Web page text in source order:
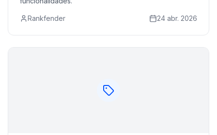
Rankfender 24 abr. 2026